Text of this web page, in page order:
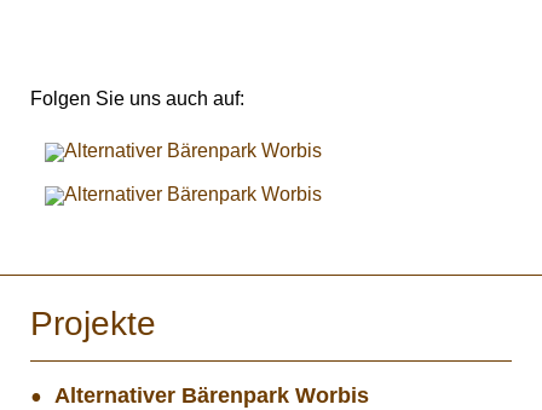
Folgen Sie uns auch auf:
Projekte
Alternativer Bärenpark Worbis